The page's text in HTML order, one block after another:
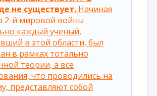
не существует. Начиная
2-й мировой войны
каждый ученый,
в этой области, был
в рамках тотально
теории, а все
что проводились на
представляют собой